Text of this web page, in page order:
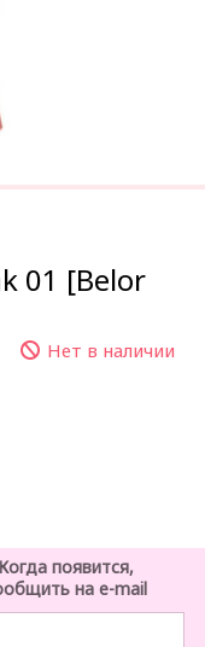
01 [Belor
Нет в наличии
Когда появится,
на e-mail